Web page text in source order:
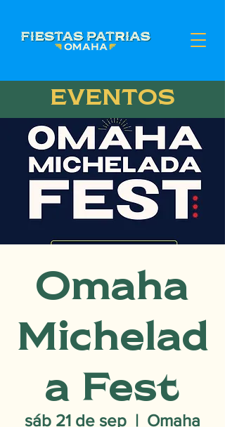
EVENTOS
Omaha
Michelad
a Fest
sáb 21 de sep
  |
Omaha